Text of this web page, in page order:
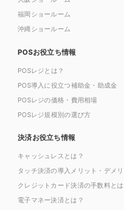
福岡ショールーム
沖縄ショールーム
POSお役立ち情報
POSレジとは？
POS導入に役立つ補助金・助成金
POSレジの価格・費用相場
POSレジ規模別の選び方
決済お役立ち情報
キャッシュレスとは？
タッチ決済の導入メリット・デメリ
クレジットカード決済の手数料とは
電子マネー決済とは？